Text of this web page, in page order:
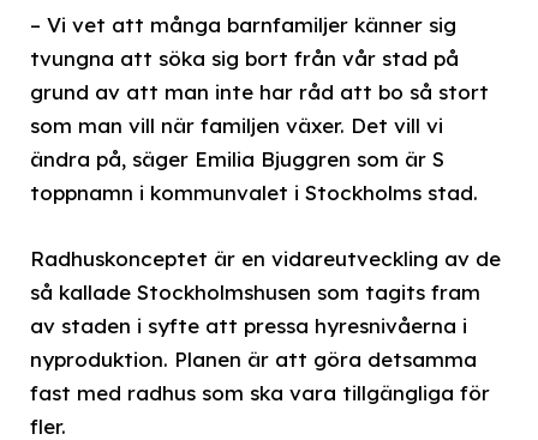
– Vi vet att många barnfamiljer känner sig
tvungna att söka sig bort från vår stad på
grund av att man inte har råd att bo så stort
som man vill när familjen växer. Det vill vi
ändra på, säger Emilia Bjuggren som är S
toppnamn i kommunvalet i Stockholms stad.
Radhuskonceptet är en vidareutveckling av de
så kallade Stockholmshusen som tagits fram
av staden i syfte att pressa hyresnivåerna i
nyproduktion. Planen är att göra detsamma
fast med radhus som ska vara tillgängliga för
fler.